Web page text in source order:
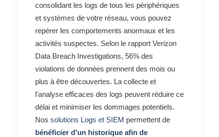
consolidant les logs de tous les périphériques
et systèmes de votre réseau, vous pouvez
repérer les comportements anormaux et les
activités suspectes. Selon le rapport Verizon
Data Breach Investigations, 56% des
violations de données prennent des mois ou
plus à être découvertes. La collecte et
l'analyse efficaces des logs peuvent réduire ce
délai et minimiser les dommages potentiels.
Nos solutions Logs et SIEM permettent de
bénéficier d'un historique afin de